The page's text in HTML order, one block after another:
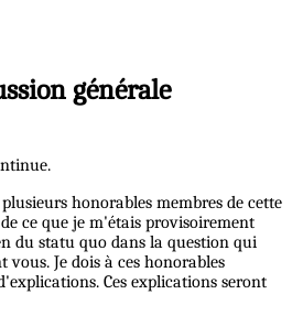
générale
honorables membres de cette
ce que je m'étais provisoirement
du statu quo dans la question qui
Je dois à ces honorables
Ces explications seront